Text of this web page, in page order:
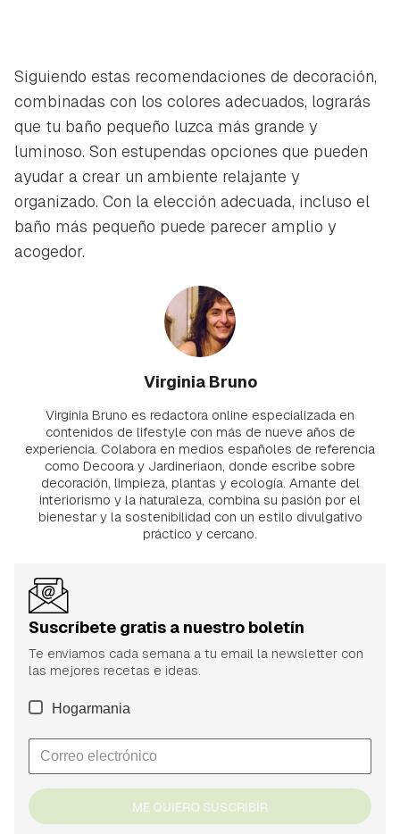
Siguiendo estas recomendaciones de decoración,
combinadas con los colores adecuados, lograrás
que tu baño pequeño luzca más grande y
luminoso. Son estupendas opciones que pueden
ayudar a crear un ambiente relajante y
organizado. Con la elección adecuada, incluso el
baño más pequeño puede parecer amplio y
acogedor.
Virginia Bruno
Virginia Bruno es redactora online especializada en
contenidos de lifestyle con más de nueve años de
experiencia. Colabora en medios españoles de referencia
como Decoora y Jardineriaon, donde escribe sobre
decoración, limpieza, plantas y ecología. Amante del
interiorismo y la naturaleza, combina su pasión por el
bienestar y la sostenibilidad con un estilo divulgativo
práctico y cercano.
Suscríbete gratis a nuestro boletín
Te enviamos cada semana a tu email la newsletter con
las mejores recetas e ideas.
Hogarmania
ME QUIERO SUSCRIBIR